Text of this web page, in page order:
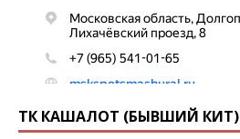
ТК КАШАЛОТ (БЫВШИЙ КИТ)